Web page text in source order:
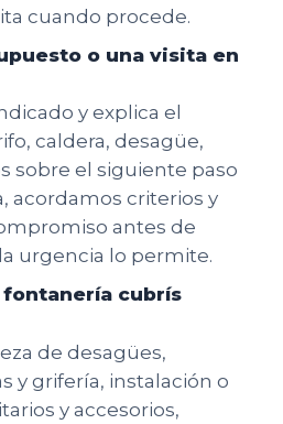
cuando procede.
o una visita en
y explica el
caldera, desagüe,
sobre el siguiente paso
acordamos criterios y
antes de
urgencia lo permite.
fontanería cubrís
de desagües,
y grifería, instalación o
y accesorios,